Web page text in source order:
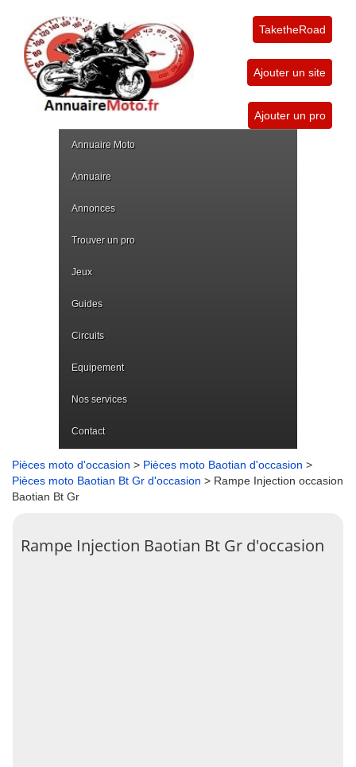
TaketheRoad
Ajouter un site
Ajouter un pro
Annuaire Moto
Annuaire
Annonces
Trouver un pro
Jeux
Guides
Circuits
Equipement
Nos services
Contact
Pièces moto d'occasion > Pièces moto Baotian d'occasion >
Pièces moto Baotian Bt Gr d'occasion > Rampe Injection occasion
Baotian Bt Gr
Rampe Injection Baotian Bt Gr d'occasion